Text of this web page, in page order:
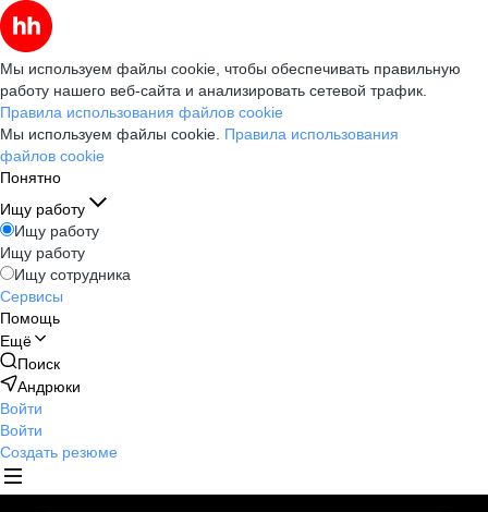
Мы используем файлы cookie, чтобы обеспечивать правильную
работу нашего веб-сайта и анализировать сетевой трафик.
Правила использования файлов cookie
Мы используем файлы cookie. Правила использования
файлов cookie
Понятно
Ищу работу
Ищу работу
Ищу работу
Ищу сотрудника
Сервисы
Помощь
Ещё
Поиск
Андрюки
Войти
Войти
Создать резюме